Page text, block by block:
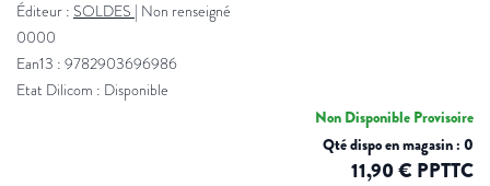
Éditeur : SOLDES | Non renseigné
0000
Ean13 : 9782903696986
Etat Dilicom : Disponible
Non Disponible Provisoire
Qté dispo en magasin : 0
11,90 € PPTTC